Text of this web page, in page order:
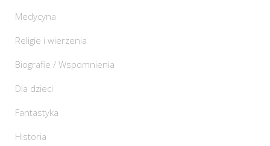
Medycyna
Religie i wierzenia
Biografie / Wspomnienia
Dla dzieci
Fantastyka
Historia